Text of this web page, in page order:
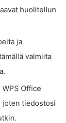
huolitellun
ja
valmiita
WPS Office
joten tiedostosi